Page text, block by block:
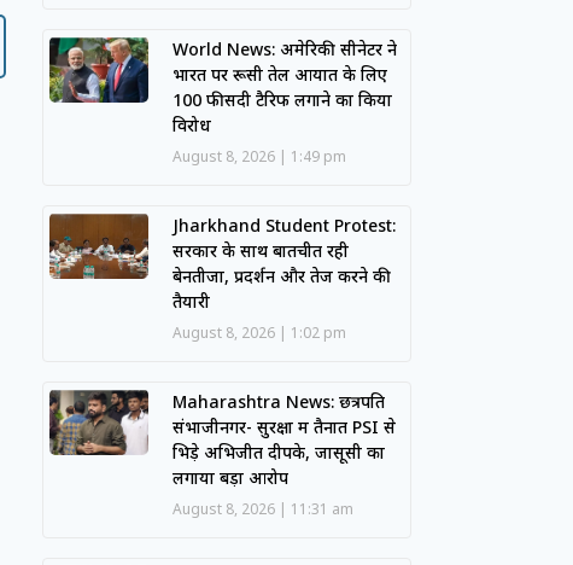
World News: अमेरिकी सीनेटर ने
भारत पर रूसी तेल आयात के लिए
100 फीसदी टैरिफ लगाने का किया
विरोध
August 8, 2026 1:49 pm
Jharkhand Student Protest:
सरकार के साथ बातचीत रही
बेनतीजा, प्रदर्शन और तेज करने की
तैयारी
August 8, 2026 1:02 pm
Maharashtra News: छत्रपति
संभाजीनगर- सुरक्षा में तैनात PSI से
भिड़े अभिजीत दीपके, जासूसी का
लगाया बड़ा आरोप
August 8, 2026 11:31 am